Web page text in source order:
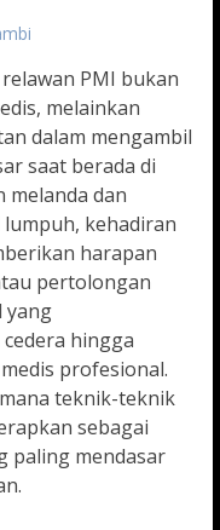
PMI bukan
melainkan
dalam mengambil
saat berada di
melanda dan
kehadiran
harapan
pertolongan
yang
hingga
profesional.
teknik-teknik
sebagai
paling mendasar